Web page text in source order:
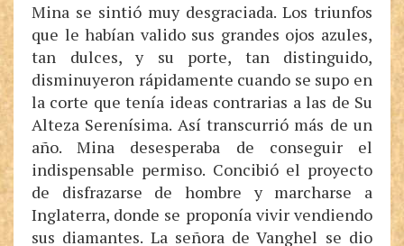
Mina se sintió muy desgraciada. Los triunfos
que le habían valido sus grandes ojos azules,
tan dulces, y su porte, tan distinguido,
disminuyeron rápidamente cuando se supo en
la corte que tenía ideas contrarias a las de Su
Alteza Serenísima. Así transcurrió más de un
año. Mina desesperaba de conseguir el
indispensable permiso. Concibió el proyecto
de disfrazarse de hombre y marcharse a
Inglaterra, donde se proponía vivir vendiendo
sus diamantes. La señora de Vanghel se dio